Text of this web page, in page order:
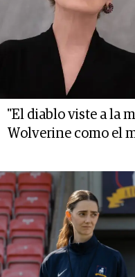
"El diablo viste a la
Wolverine como el